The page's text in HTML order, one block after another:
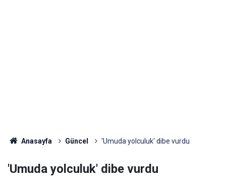
Anasayfa Güncel 'Umuda yolculuk' dibe vurdu
'Umuda yolculuk' dibe vurdu